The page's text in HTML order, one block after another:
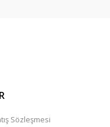
Sözleşmesi